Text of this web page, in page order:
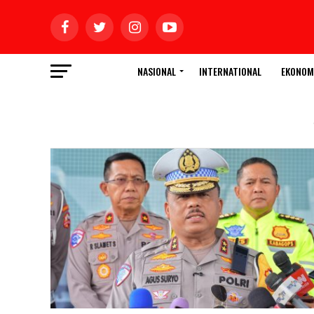
NASIONAL INTERNATIONAL